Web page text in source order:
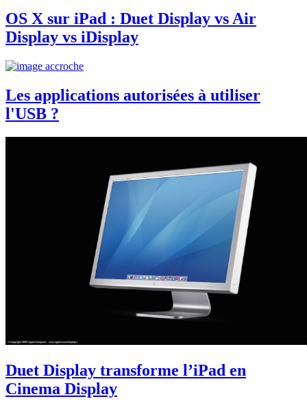
OS X sur iPad : Duet Display vs Air
Display vs iDisplay
Les applications autorisées à utiliser
l'USB ?
Duet Display transforme l’iPad en
Cinema Display